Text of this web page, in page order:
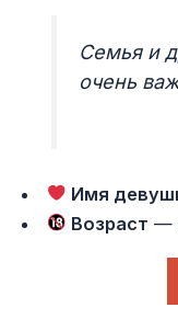
Семья и
очень
Имя
Возраст —